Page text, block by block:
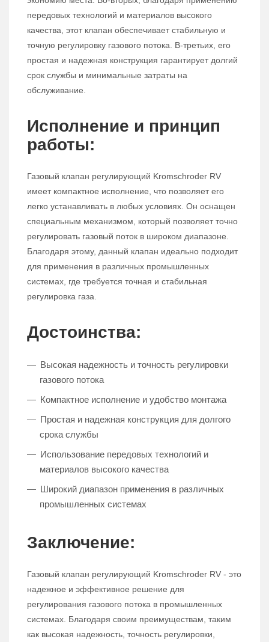
передовых технологий и материалов высокого
качества, этот клапан обеспечивает стабильную и
точную регулировку газового потока. В-третьих, его
простая и надежная конструкция гарантирует долгий
срок службы и минимальные затраты на
обслуживание.
Исполнение и принцип
работы:
Газовый клапан регулирующий Kromschroder RV
имеет компактное исполнение, что позволяет его
легко устанавливать в любых условиях. Он оснащен
специальным механизмом, который позволяет точно
регулировать газовый поток в широком диапазоне.
Благодаря этому, данный клапан идеально подходит
для применения в различных промышленных
системах, где требуется точная и стабильная
регулировка газа.
Достоинства:
Высокая надежность и точность регулировки
газового потока
Компактное исполнение и удобство монтажа
Простая и надежная конструкция для долгого
срока службы
Использование передовых технологий и
материалов высокого качества
Широкий диапазон применения в различных
промышленных системах
Заключение:
Газовый клапан регулирующий Kromschroder RV - это
надежное и эффективное решение для
регулирования газового потока в промышленных
системах. Благодаря своим преимуществам, таким
как высокая надежность, точность регулировки,